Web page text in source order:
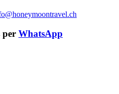
per WhatsApp